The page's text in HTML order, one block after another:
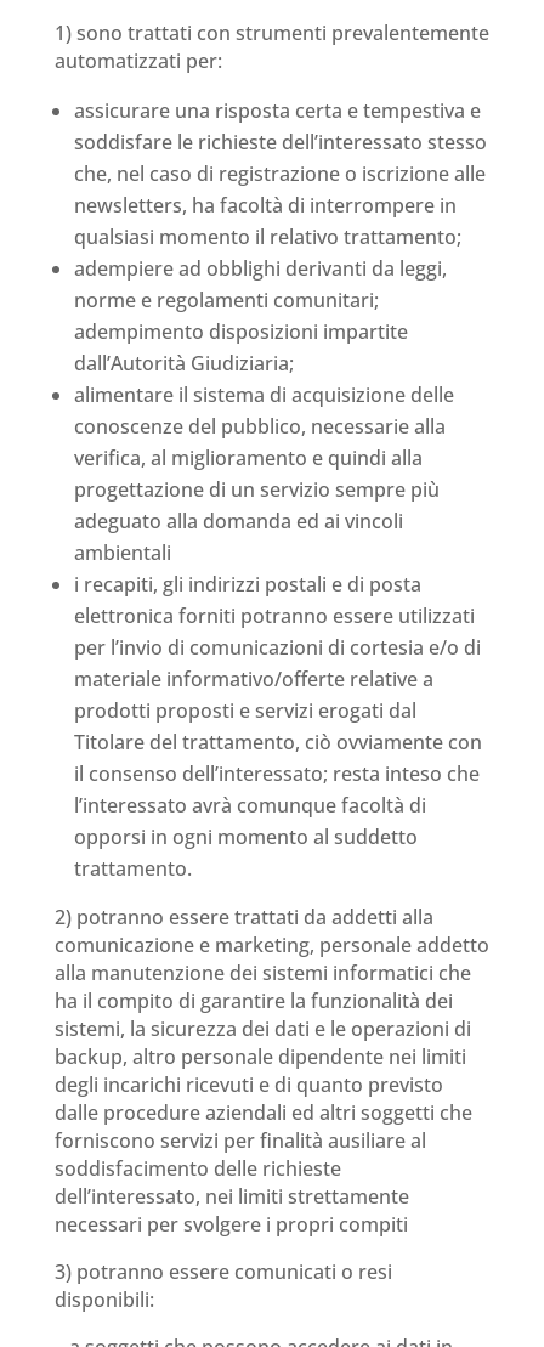
1) sono trattati con strumenti prevalentemente
automatizzati per:
assicurare una risposta certa e tempestiva e
soddisfare le richieste dell’interessato stesso
che, nel caso di registrazione o iscrizione alle
newsletters, ha facoltà di interrompere in
qualsiasi momento il relativo trattamento;
adempiere ad obblighi derivanti da leggi,
norme e regolamenti comunitari;
adempimento disposizioni impartite
dall’Autorità Giudiziaria;
alimentare il sistema di acquisizione delle
conoscenze del pubblico, necessarie alla
verifica, al miglioramento e quindi alla
progettazione di un servizio sempre più
adeguato alla domanda ed ai vincoli
ambientali
i recapiti, gli indirizzi postali e di posta
elettronica forniti potranno essere utilizzati
per l’invio di comunicazioni di cortesia e/o di
materiale informativo/offerte relative a
prodotti proposti e servizi erogati dal
Titolare del trattamento, ciò ovviamente con
il consenso dell’interessato; resta inteso che
l’interessato avrà comunque facoltà di
opporsi in ogni momento al suddetto
trattamento.
2) potranno essere trattati da addetti alla
comunicazione e marketing, personale addetto
alla manutenzione dei sistemi informatici che
ha il compito di garantire la funzionalità dei
sistemi, la sicurezza dei dati e le operazioni di
backup, altro personale dipendente nei limiti
degli incarichi ricevuti e di quanto previsto
dalle procedure aziendali ed altri soggetti che
forniscono servizi per finalità ausiliare al
soddisfacimento delle richieste
dell’interessato, nei limiti strettamente
necessari per svolgere i propri compiti
3) potranno essere comunicati o resi
disponibili: